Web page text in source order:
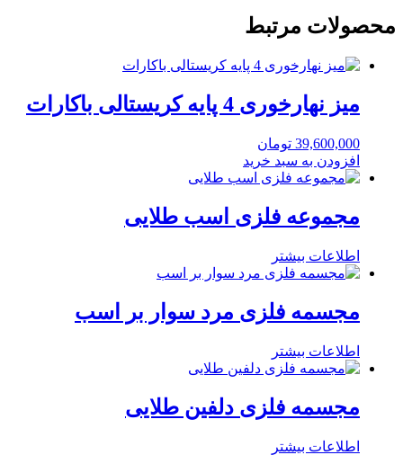
محصولات مرتبط
میز نهارخوری 4 پایه کریستالی باکارات
39,600,000 تومان
افزودن به سبد خرید
مجموعه فلزی اسب طلایی
اطلاعات بیشتر
مجسمه فلزی مرد سوار بر اسب
اطلاعات بیشتر
مجسمه فلزی دلفین طلایی
اطلاعات بیشتر